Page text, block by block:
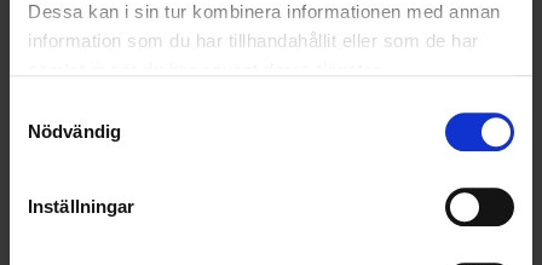
Dessa kan i sin tur kombinera informationen med annan
information som du har tillhandahållit eller som de har
Nödvändig
Inställningar
SAMARBETEN
VELLINGE